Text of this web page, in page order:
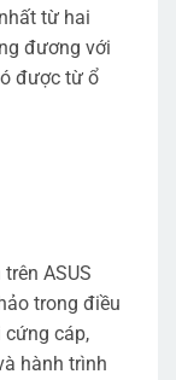
từ hai
đương với
được từ ổ
ASUS
trong điều
cứng cáp,
hành trình